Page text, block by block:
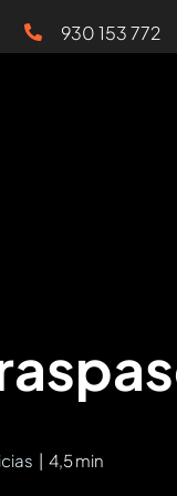
930 153 772
| 4,5 min